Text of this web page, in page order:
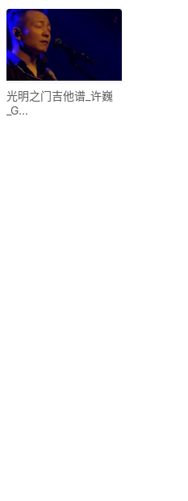
光明之门吉他谱_许巍
_G...